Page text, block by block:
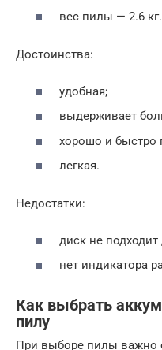
вес пилы — 2.6 кг.
Достоинства:
удобная;
выдерживает
хорошо и быстро
легкая.
Недостатки:
диск не
нет индикатора
Как выбрать
пилу
При выборе пилы важно